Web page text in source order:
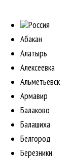
Россия
Абакан
Алатырь
Алексеевка
Альметьевск
Армавир
Балаково
Балашиха
Белгород
Березники